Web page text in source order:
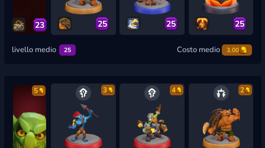
23 25 25 25
livello medio 25 Costo medio 3.00
5 3 4 2